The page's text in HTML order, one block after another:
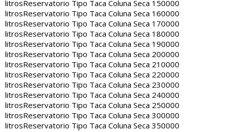
litrosReservatorio Tipo Taca Coluna Seca 150000
litrosReservatorio Tipo Taca Coluna Seca 160000
litrosReservatorio Tipo Taca Coluna Seca 170000
litrosReservatorio Tipo Taca Coluna Seca 180000
litrosReservatorio Tipo Taca Coluna Seca 190000
litrosReservatorio Tipo Taca Coluna Seca 200000
litrosReservatorio Tipo Taca Coluna Seca 210000
litrosReservatorio Tipo Taca Coluna Seca 220000
litrosReservatorio Tipo Taca Coluna Seca 230000
litrosReservatorio Tipo Taca Coluna Seca 240000
litrosReservatorio Tipo Taca Coluna Seca 250000
litrosReservatorio Tipo Taca Coluna Seca 300000
litrosReservatorio Tipo Taca Coluna Seca 350000